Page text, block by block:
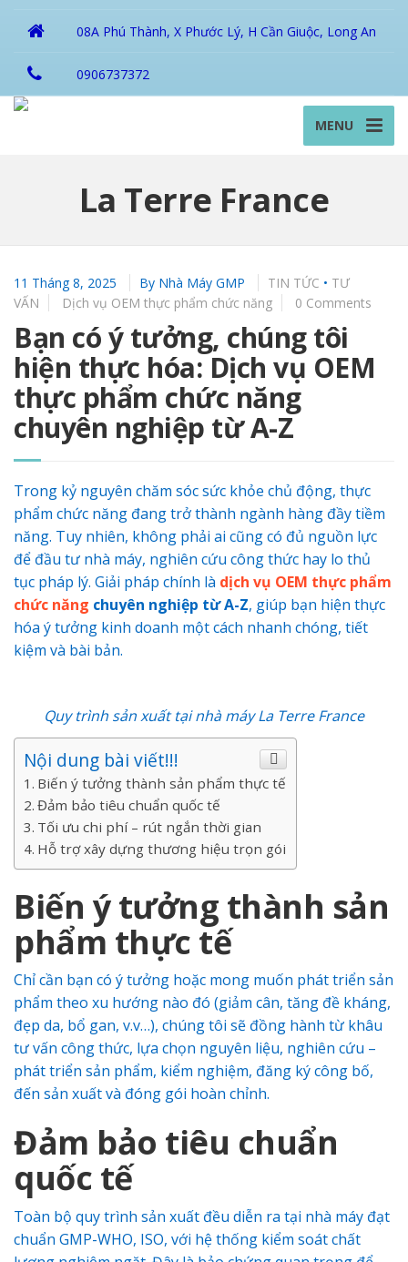
08A Phú Thành, X Phước Lý, H Cần Giuộc, Long An
0906737372
MENU
La Terre France
11 Tháng 8, 2025 By Nhà Máy GMP TIN TỨC • TƯ
VẤN
Dịch vụ OEM thực phẩm chức năng 0 Comments
Bạn có ý tưởng, chúng tôi
hiện thực hóa: Dịch vụ OEM
thực phẩm chức năng
chuyên nghiệp từ A-Z
Trong kỷ nguyên chăm sóc sức khỏe chủ động, thực
phẩm chức năng đang trở thành ngành hàng đầy tiềm
năng. Tuy nhiên, không phải ai cũng có đủ nguồn lực
để đầu tư nhà máy, nghiên cứu công thức hay lo thủ
tục pháp lý. Giải pháp chính là dịch vụ OEM thực phẩm
chức năng chuyên nghiệp từ A-Z, giúp bạn hiện thực
hóa ý tưởng kinh doanh một cách nhanh chóng, tiết
kiệm và bài bản.
Quy trình sản xuất tại nhà máy La Terre France
Nội dung bài viết!!!
Biến ý tưởng thành sản phẩm thực tế
Đảm bảo tiêu chuẩn quốc tế
Tối ưu chi phí – rút ngắn thời gian
Hỗ trợ xây dựng thương hiệu trọn gói
Biến ý tưởng thành sản
phẩm thực tế
Chỉ cần bạn có ý tưởng hoặc mong muốn phát triển sản
phẩm theo xu hướng nào đó (giảm cân, tăng đề kháng,
đẹp da, bổ gan, v.v…), chúng tôi sẽ đồng hành từ khâu
tư vấn công thức, lựa chọn nguyên liệu, nghiên cứu –
phát triển sản phẩm, kiểm nghiệm, đăng ký công bố,
đến sản xuất và đóng gói hoàn chỉnh.
Đảm bảo tiêu chuẩn
quốc tế
Toàn bộ quy trình sản xuất đều diễn ra tại nhà máy đạt
chuẩn GMP-WHO, ISO, với hệ thống kiểm soát chất